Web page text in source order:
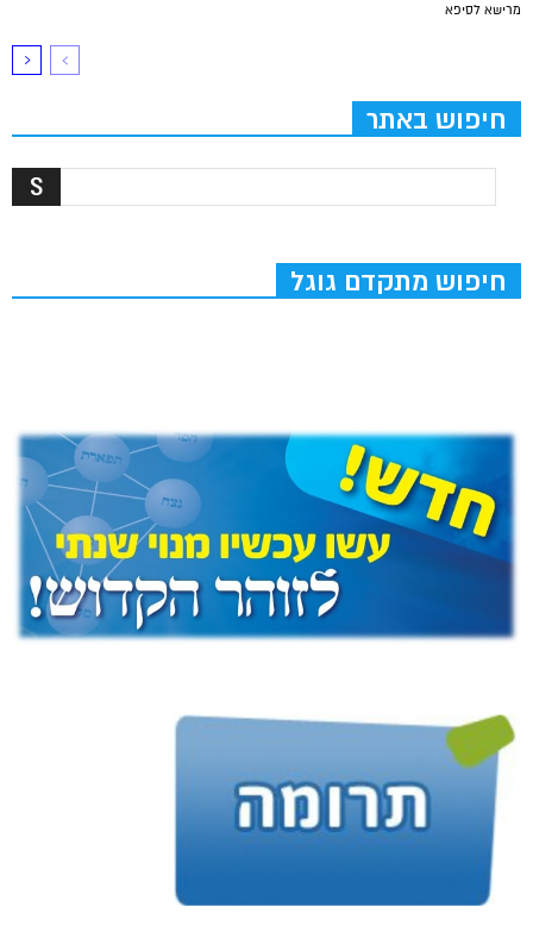
מרישא לסיפא
חיפוש באתר
חיפוש מתקדם גוגל